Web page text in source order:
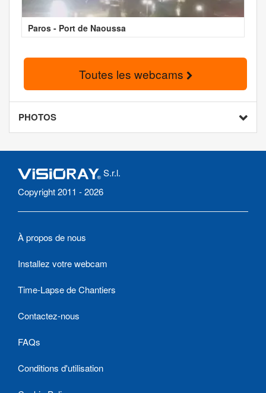
Paros - Port de Naoussa
Toutes les webcams
PHOTOS
S.r.l.
Copyright 2011 - 2026
À propos de nous
Installez votre webcam
Time-Lapse de Chantiers
Contactez-nous
FAQs
Conditions d'utilisation